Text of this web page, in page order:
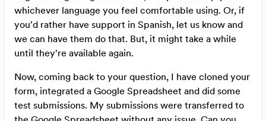
whichever language you feel comfortable using. Or, if
you'd rather have support in Spanish, let us know and
we can have them do that. But, it might take a while
until they're available again.
Now, coming back to your question, I have cloned your
form, integrated a Google Spreadsheet and did some
test submissions. My submissions were transferred to